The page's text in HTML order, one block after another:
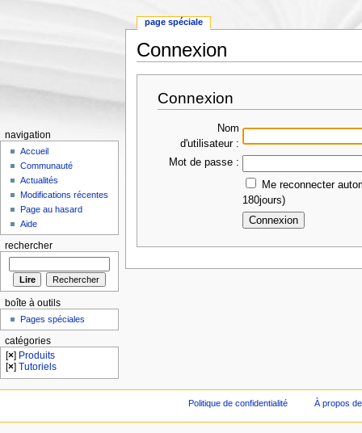
Connexion
Connexion
Nom
d'utilisateur :
Mot de passe :
Me reconnecter
180jours)
page spéciale
navigation
Accueil
Communauté
Actualités
Modifications récentes
Page au hasard
Aide
rechercher
boîte à outils
Pages spéciales
catégories
[×] Produits
[×]Tutoriels
Politique de confidentialité À propos